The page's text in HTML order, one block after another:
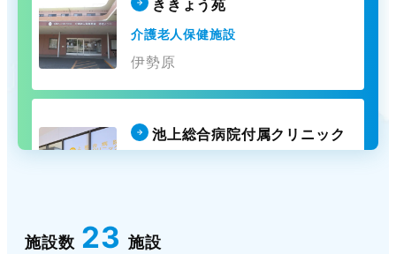
ききょう苑
介護老人保健施設
伊勢原
池上総合病院付属クリニック
施設数 23 施設